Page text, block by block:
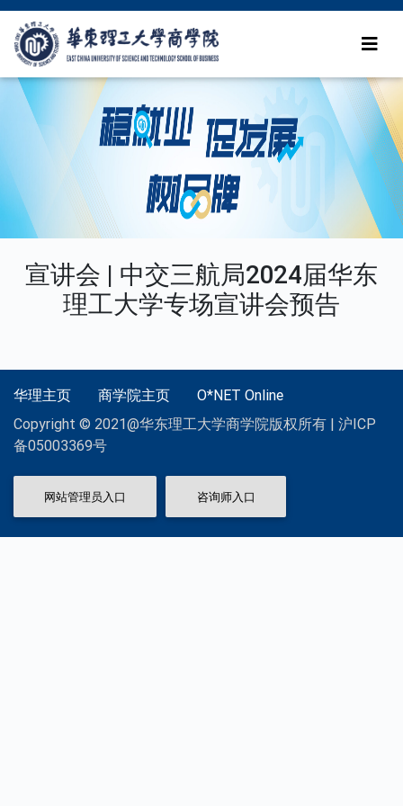
宣讲会 | 中交三航局2024届华东
理工大学专场宣讲会预告
华理主页 商学院主页
O*NET Online
Copyright © 2021@华东理工大学商学院版权所有 | 沪ICP
备05003369号
网站管理员入口 咨询师入口